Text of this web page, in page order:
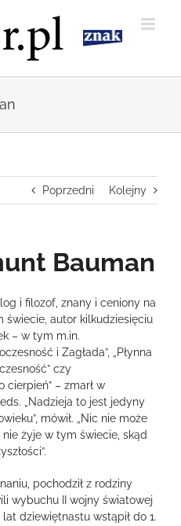
Poprzedni Kolejny
Bauman
i filozof, znany i ceniony na
świecie, autor kilkudziesięciu
– w tym m.in.
i Zagłada”, „Płynna
czy
cierpień” – zmarł w
„Nadzieja to jest jedyny
mówił. „Nic nie może
żyje w tym świecie, skąd
pochodził z rodziny
wybuchu II wojny światowej
dziewiętnastu wstąpił do 1.